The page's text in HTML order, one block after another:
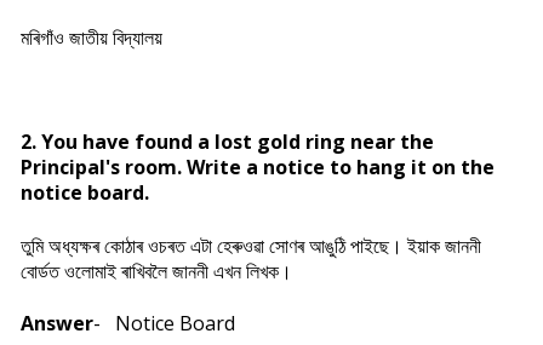
মৰিগাঁও জাতীয় বিদ্যালয়
2. You have found a lost gold ring near the
Principal's room. Write a notice to hang it on the
notice board.
তুমি অধ্যক্ষৰ কোঠাৰ ওচৰত এটা হেৰুওৱা সোণৰ আঙুঠি পাইছে। ইয়াক জাননী
বোৰ্ডত ওলোমাই ৰাখিবলৈ জাননী এখন লিখক।
Answer- Notice Board